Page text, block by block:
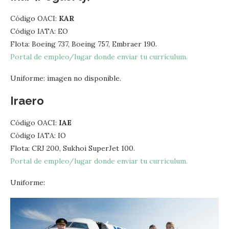
Código OACI: KAR
Código IATA: EO
Flota: Boeing 737, Boeing 757, Embraer 190.
Portal de empleo/lugar donde enviar tu currículum.
Uniforme: imagen no disponible.
Iraero
Código OACI: IAE
Código IATA: IO
Flota: CRJ 200, Sukhoi SuperJet 100.
Portal de empleo/lugar donde enviar tu currículum.
Uniforme: